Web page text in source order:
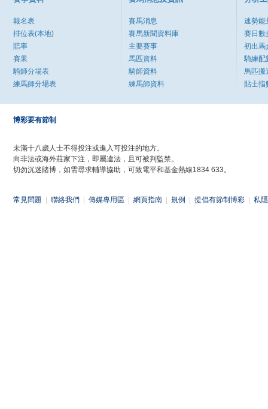
報名表
排位表(本地)
賠率
賽果
騎師分場表
練馬師分場表
賽馬消息
賽馬新聞資料庫
主要賽事
馬匹資料
騎師資料
練馬師資料
速勢能
賽日數
初出馬
騎練配
馬匹搬
貼士指
博彩要有節制
未滿十八歲人士不得投注或進入可投注的地方。
向非法或海外莊家下注，即屬違法，且可被判監禁。
切勿沉迷賭博，如需尋求輔導協助，可致電平和基金熱線1834 633。
常見問題 聯絡我們 傳媒專用區 網頁指南 規例 提倡有節制博彩 私